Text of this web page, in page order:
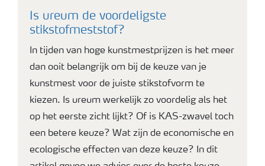
Is ureum de voordeligste
stikstofmeststof?
In tijden van hoge kunstmestprijzen is het meer
dan ooit belangrijk om bij de keuze van je
kunstmest voor de juiste stikstofvorm te
kiezen. Is ureum werkelijk zo voordelig als het
op het eerste zicht lijkt? Of is KAS-zwavel toch
een betere keuze? Wat zijn de economische en
ecologische effecten van deze keuze? In dit